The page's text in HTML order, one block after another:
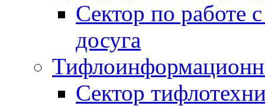
Сектор по работе
досуга
Сектор